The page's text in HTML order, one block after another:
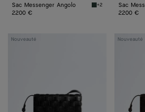
Sac Messenger Angolo Alpi green Sac
+2
2200 €
Sac
2200 €
Nouveauté
Sac
Nouveauté
Sac